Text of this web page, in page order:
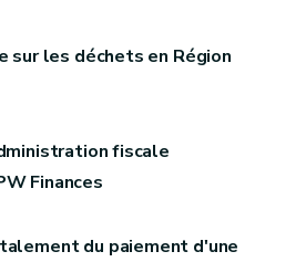
sur les déchets en Région
fiscale
Finances
du paiement d'une